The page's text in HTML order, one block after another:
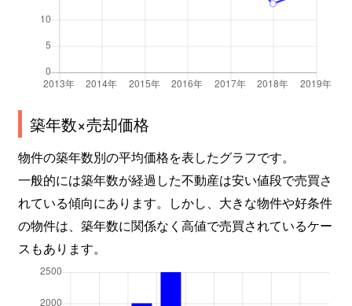
築年数×売却価格
物件の築年数別の平均価格を表したグラフです。
一般的には築年数が経過した不動産は安い値段で売買さ
れている傾向にあります。しかし、大きな物件や好条件
の物件は、築年数に関係なく高値で売買されているケー
スもあります。